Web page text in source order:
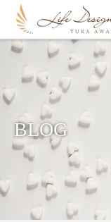
BLOG